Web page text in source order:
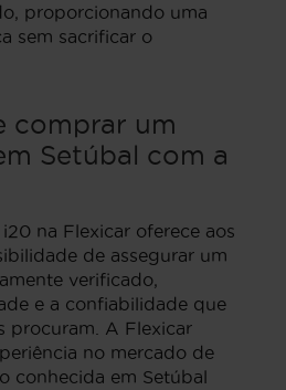
proporcionando uma
sem sacrificar o
comprar um
Setúbal com a
na Flexicar oferece aos
de assegurar um
verificado,
e a confiabilidade que
procuram. A Flexicar
no mercado de
conhecida em Setúbal